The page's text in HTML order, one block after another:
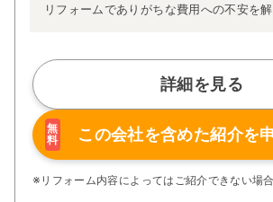
リフォームでありがちな費用への不安を解
ム」、経験豊かなセールスエンジニアに
制」などが高い信頼を得ています。
また、大規模リフォームに習熟した施工
括する「専属棟梁制」、豊富な実績に裏
施工マニュアルや検査体制により高い施工
さらに、住友不動産のリフォームならでは
アフターサービス体制で工事後も安心で
ぜひ、あなたの大切なお住まいの再生を私
詳細を見る
無
料
この会社を含めた紹介を
※リフォーム内容によってはご紹介できない場合